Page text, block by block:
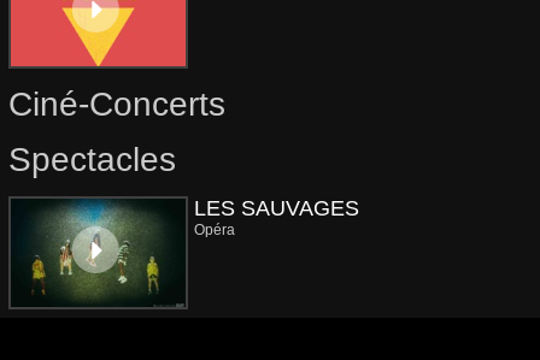
Ciné-Concerts
Spectacles
LES SAUVAGES
Opéra